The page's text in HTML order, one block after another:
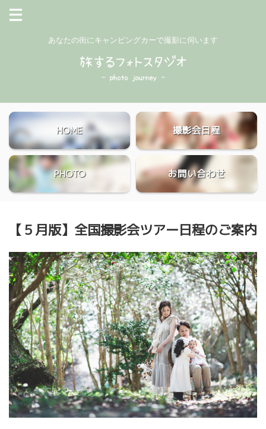
あなたの街にキャンピングカーで撮影に伺います
HOME 撮影会日程
PHOTO お問い合わせ
【５月版】全国撮影会ツアー日程のご案内